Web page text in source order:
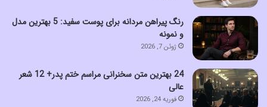
رنگ پیراهن مردانه برای پوست سفید: 5 بهترین مدل
و نمونه
ژوئن 7, 2026
24 بهترین متن سخنرانی مراسم ختم پدر+ 12 شعر
عالی
فوریه 24, 2026